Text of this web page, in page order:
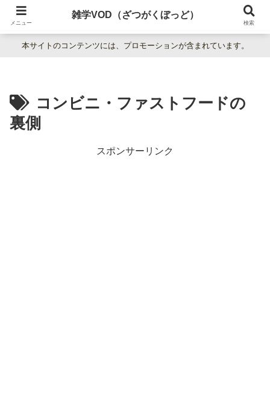
暮らしの疑問をわかりやすく解説。日常の「なぜ？」を楽しく学べる雑学百科
本サイトのコンテンツには、プロモーションが含まれています。
コンビニ・ファストフードの
裏側
スポンサーリンク
メニュー
雑学VOD（ざつがくぼっど）
検索